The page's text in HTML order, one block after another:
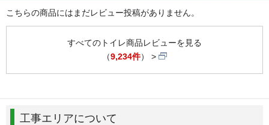
こちらの商品にはまだレビュー投稿がありません。
すべてのトイレ商品レビューを見る
（9,234件）
工事エリアについて